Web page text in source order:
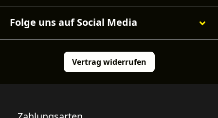
Folge uns auf Social Media
Vertrag widerrufen